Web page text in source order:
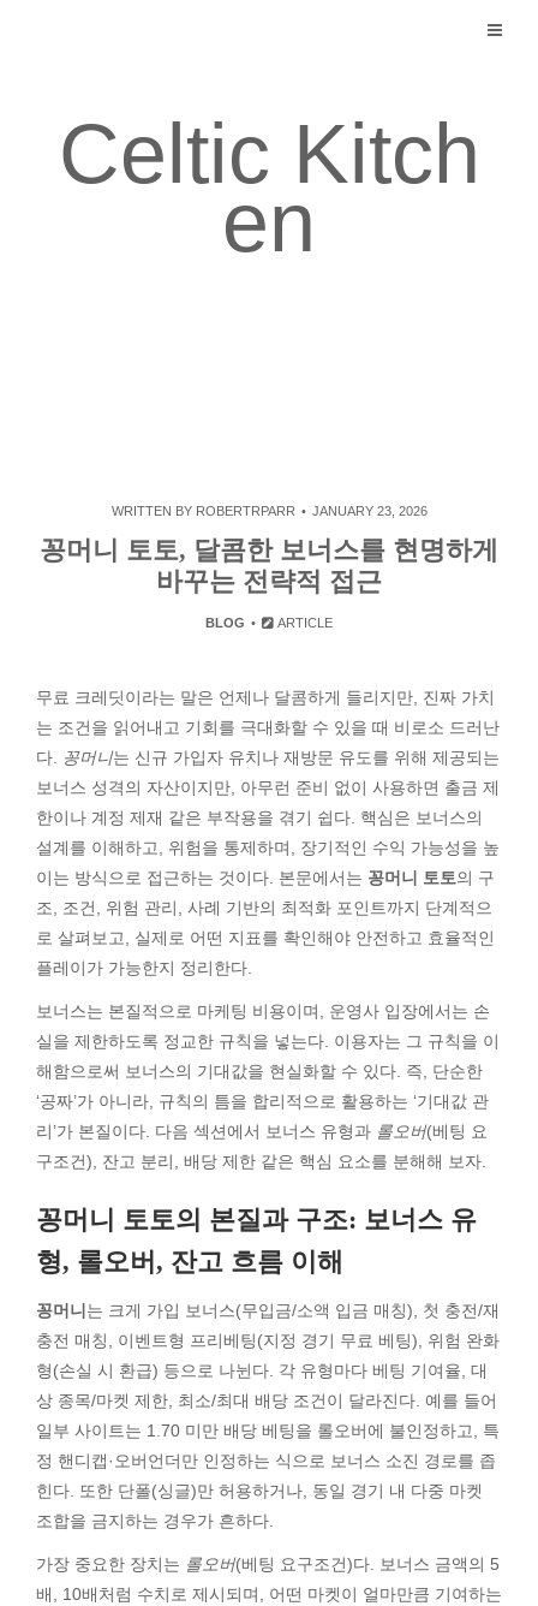
Celtic Kitch
en
WRITTEN BY ROBERTRPARR JANUARY 23, 2026
꽁머니 토토, 달콤한 보너스를 현명하게
바꾸는 전략적 접근
BLOG ARTICLE
무료 크레딧이라는 말은 언제나 달콤하게 들리지만, 진짜 가치
는 조건을 읽어내고 기회를 극대화할 수 있을 때 비로소 드러난
다.
꽁머니는 신규 가입자 유치나 재방문 유도를 위해 제공되는
보너스 성격의 자산이지만, 아무런 준비 없이 사용하면 출금 제
한이나 계정 제재 같은 부작용을 겪기 쉽다. 핵심은 보너스의
설계를 이해하고, 위험을 통제하며, 장기적인 수익 가능성을 높
이는 방식으로 접근하는 것이다. 본문에서는 꽁머니 토토의 구
조, 조건, 위험 관리, 사례 기반의 최적화 포인트까지 단계적으
로 살펴보고, 실제로 어떤 지표를 확인해야 안전하고 효율적인
플레이가 가능한지 정리한다.
보너스는 본질적으로 마케팅 비용이며, 운영사 입장에서는 손
실을 제한하도록 정교한 규칙을 넣는다. 이용자는 그 규칙을 이
해함으로써 보너스의 기대값을 현실화할 수 있다. 즉, 단순한
‘공짜’가 아니라, 규칙의 틈을 합리적으로 활용하는 ‘기대값 관
리’가 본질이다. 다음 섹션에서 보너스 유형과 롤오버(베팅 요
구조건), 잔고 분리, 배당 제한 같은 핵심 요소를 분해해 보자.
꽁머니 토토의 본질과 구조: 보너스 유
형, 롤오버, 잔고 흐름 이해
꽁머니 는 크게 가입 보너스(무입금/소액 입금 매칭), 첫 충전/재
충전 매칭, 이벤트형 프리베팅(지정 경기 무료 베팅), 위험 완화
형(손실 시 환급) 등으로 나뉜다. 각 유형마다 베팅 기여율, 대
상 종목/마켓 제한, 최소/최대 배당 조건이 달라진다. 예를 들어
일부 사이트는 1.70 미만 배당 베팅을 롤오버에 불인정하고, 특
정 핸디캡·오버언더만 인정하는 식으로 보너스 소진 경로를 좁
힌다. 또한 단폴(싱글)만 허용하거나, 동일 경기 내 다중 마켓
조합을 금지하는 경우가 흔하다.
가장 중요한 장치는 롤오버(베팅 요구조건)다. 보너스 금액의 5
배, 10배처럼 수치로 제시되며, 어떤 마켓이 얼마만큼 기여하는